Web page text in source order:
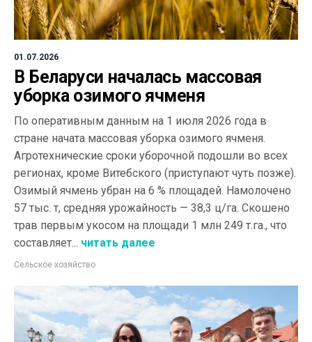
01.07.2026
В Беларуси началась массовая
уборка озимого ячменя
По оперативным данным на 1 июля 2026 года в
стране начата массовая уборка озимого ячменя.
Агротехнические сроки уборочной подошли во всех
регионах, кроме Витебского (приступают чуть позже).
Озимый ячмень убран на 6 % площадей. Намолочено
57 тыс. т, средняя урожайность — 38,3 ц/га. Скошено
трав первым укосом на площади 1 млн 249 т.га., что
составляет... читать далее
Сельское хозяйство